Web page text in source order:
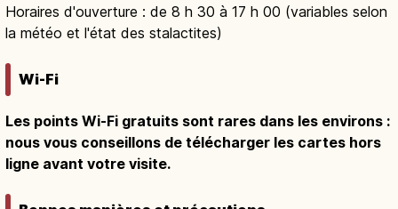
Horaires d'ouverture : de 8 h 30 à 17 h 00 (variables selon
la météo et l'état des stalactites)
Wi-Fi
Les points Wi-Fi gratuits sont rares dans les environs :
nous vous conseillons de télécharger les cartes hors
ligne avant votre visite.